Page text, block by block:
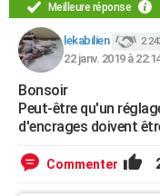
FORUM
Bricolage
Lifestyle
Culture
Sport
Auto
Television
Voyage
Cinema
Meilleure réponse
lekabilien 2
22 janv. 2019 à
Bonsoir
Peut-être qu'un
d'encrages doivent
Commenter